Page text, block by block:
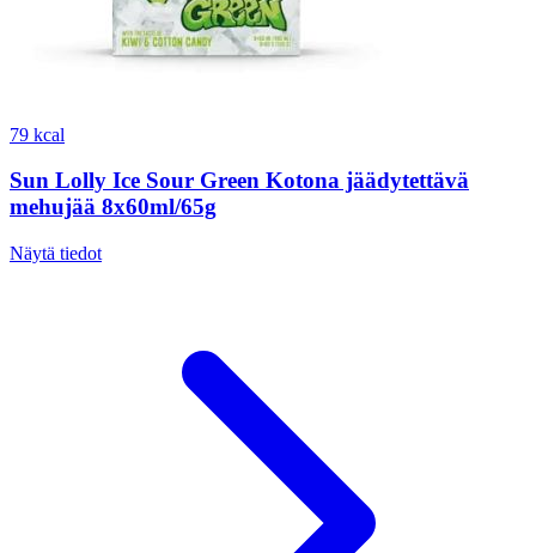
79 kcal
Sun Lolly Ice Sour Green Kotona jäädytettävä
mehujää 8x60ml/65g
Näytä tiedot